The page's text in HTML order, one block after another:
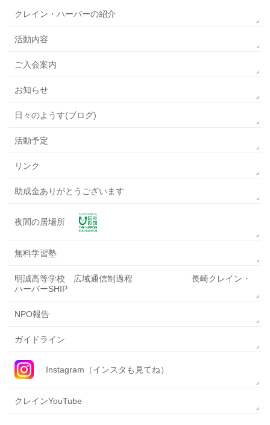
クレイン・ハーバーの紹介
活動内容
ご入会案内
お知らせ
日々のようす(ブログ)
活動予定
リンク
助成金ありがとうございます
夜間の居場所
無料学習塾
明誠高等学校 広域通信制過程 長崎クレイン・
ハーバーSHIP
NPO報告
ガイドライン
Instagram（インスタも見てね）
クレインYouTube